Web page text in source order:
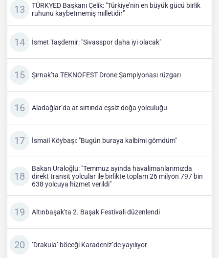
TÜRKYED Başkanı Çelik: "Türkiye’nin en büyük gücü birlik
ruhunu kaybetmemiş milletidir"
İsmet Taşdemir: "Sivasspor daha iyi olacak"
Şırnak’ta TEKNOFEST Drone Şampiyonası rüzgarı
Aladağlar’da at sırtında eşsiz doğa yolculuğu
İsmail Köybaşı: "Bugün buraya kalbimi gömdüm"
Bakan Uraloğlu: "Temmuz ayında havalimanlarımızda
direkt transit yolcular ile birlikte toplam 26 milyon 797 bin
638 yolcuya hizmet verildi"
Altınbaşak'ta 2. Başak Festivali düzenlendi
’Drakula’ böceği Karadeniz’de yayılıyor